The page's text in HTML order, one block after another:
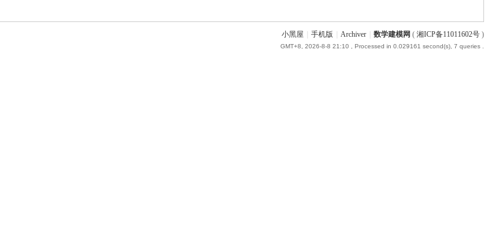
小黑屋 手机版 Archiver 数学建模网 ( 湘ICP备11011602号)
GMT+8, 2026-8-8 21:10 , Processed in 0.029161 second(s), 7 queries .